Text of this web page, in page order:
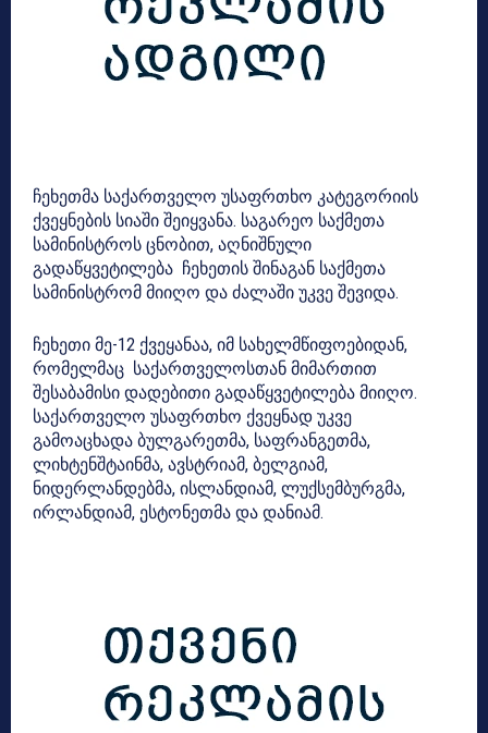
ჩეხეთმა საქართველო უსაფრთხო კატეგორიის
ქვეყნების სიაში შეიყვანა. საგარეო საქმეთა
სამინისტროს ცნობით, აღნიშნული
გადაწყვეტილება ჩეხეთის შინაგან საქმეთა
სამინისტრომ მიიღო და ძალაში უკვე შევიდა.
ჩეხეთი მე-12 ქვეყანაა, იმ სახელმწიფოებიდან,
რომელმაც საქართველოსთან მიმართით
შესაბამისი დადებითი გადაწყვეტილება მიიღო.
საქართველო უსაფრთხო ქვეყნად უკვე
გამოაცხადა ბულგარეთმა, საფრანგეთმა,
ლიხტენშტაინმა, ავსტრიამ, ბელგიამ,
ნიდერლანდებმა, ისლანდიამ, ლუქსემბურგმა,
ირლანდიამ, ესტონეთმა და დანიამ.